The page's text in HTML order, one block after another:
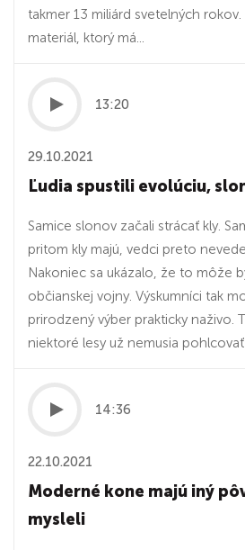
takmer 13 miliárd svetelných
materiál, ktorý má...
13:20
29.10.2021
Ľudia spustili evolúciu,
Samice slonov začali strácať kly.
pritom kly majú, vedci preto
Nakoniec sa ukázalo, že to môže
občianskej vojny. Výskumníci tak
prirodzený výber prakticky naživo.
niektoré lesy už nemusia pohlcovať
14:36
22.10.2021
Moderné kone majú iný
mysleli